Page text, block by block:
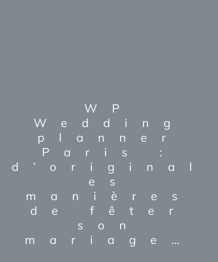
WP
Wedding
planner
Paris :
d’original
es
manières
de fêter
son
mariage…